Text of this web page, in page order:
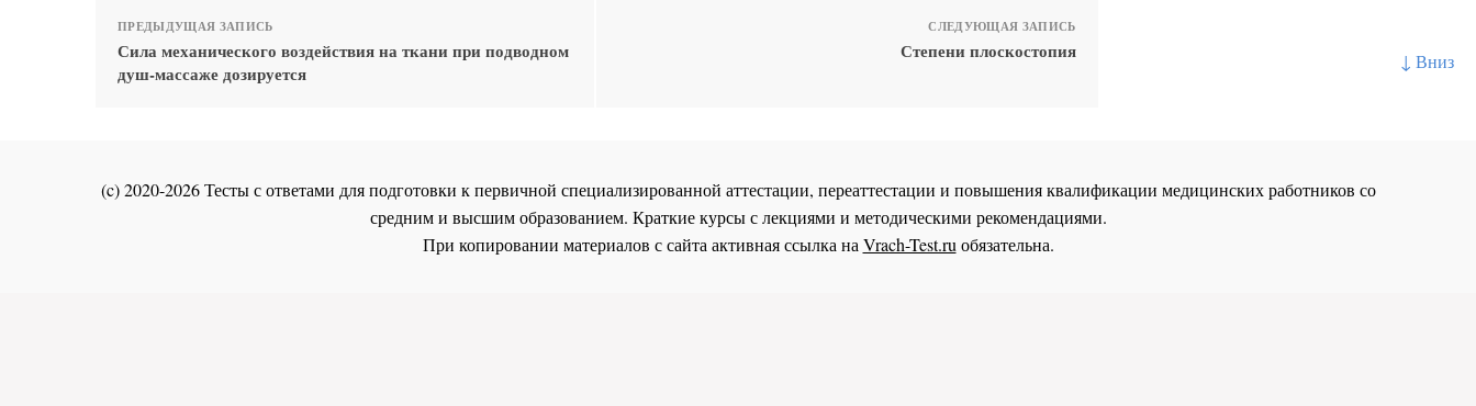
↓ Вниз
ПРЕДЫДУЩАЯ ЗАПИСЬ
Сила механического воздействия на ткани при подводном
душ-массаже дозируется
СЛЕДУЮЩАЯ ЗАПИСЬ
Степени плоскостопия
(c) 2020-2026 Тесты с ответами для подготовки к первичной специализированной аттестации, переаттестации и повышения квалификации медицинских работников со
средним и высшим образованием. Краткие курсы с лекциями и методическими рекомендациями.
При копировании материалов с сайта активная ссылка наVrach-Test.ruобязательна.